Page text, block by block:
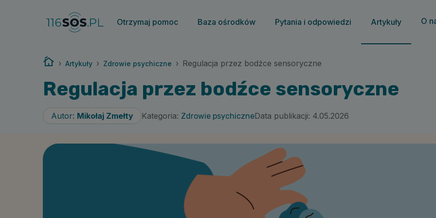
Otrzymaj pomoc Baza ośrodków Pytania i odpowiedzi Artykuły O
Strona główna
› Artykuły › Zdrowie psychiczne › Regulacja przez bodźce sensoryczne
Regulacja przez bodźce sensoryczne
Autor: Mikołaj Zmełty Kategoria: Zdrowie psychiczneData publikacji: 4.05.2026